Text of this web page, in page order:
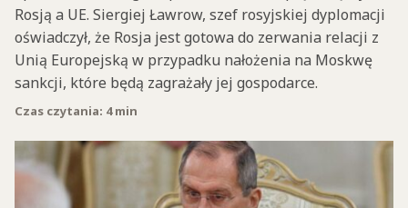
Rosją a UE. Siergiej Ławrow, szef rosyjskiej dyplomacji
oświadczył, że Rosja jest gotowa do zerwania relacji z
Unią Europejską w przypadku nałożenia na Moskwę
sankcji, które będą zagrażały jej gospodarce.
Czas czytania: 4 min